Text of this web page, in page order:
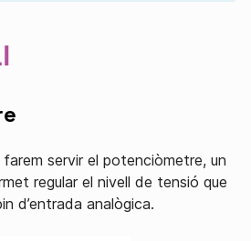
servir el potenciòmetre, un
regular el nivell de tensió que
d’entrada analògica.